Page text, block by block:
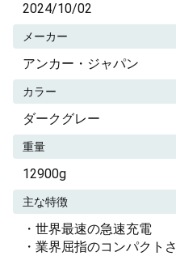
2024/10/02
メーカー
アンカー・ジャパン
カラー
ダークグレー
重量
12900g
主な特徴
・世界最速の急速充電
・業界屈指のコンパクトさ